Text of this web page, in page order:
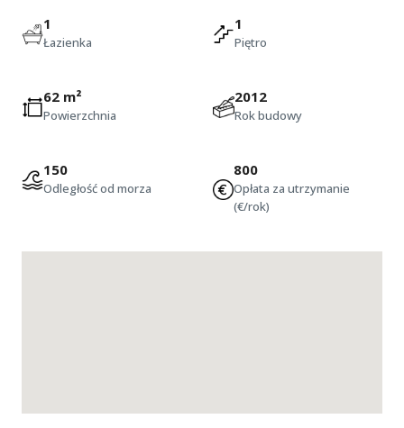
1
Łazienka
1
Piętro
62 m²
Powierzchnia
2012
Rok budowy
150
Odległość od morza
800
Opłata za utrzymanie
(€/rok)